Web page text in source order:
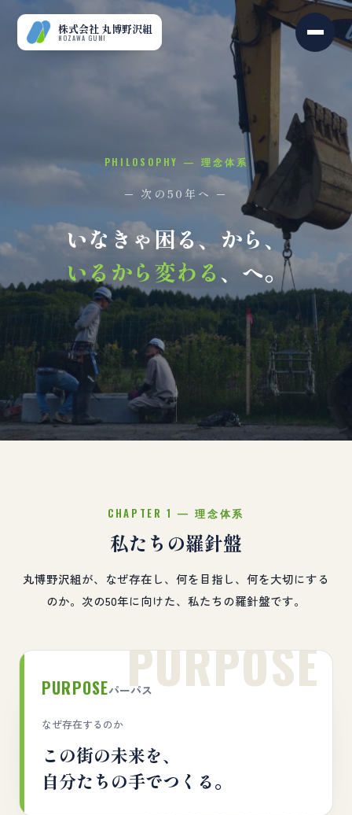
株式会社 丸博野沢組
NOZAWA GUMI
PHILOSOPHY — 理念体系
─ 次の50年へ ─
いなきゃ困る、から、
いるから変わる、へ。
CHAPTER 1 — 理念体系
私たちの羅針盤
丸博野沢組が、なぜ存在し、何を目指し、何を大切にする
のか。次の50年に向けた、私たちの羅針盤です。
PURPOSEパーパス
なぜ存在するのか
この街の未来を、
自分たちの手でつくる。